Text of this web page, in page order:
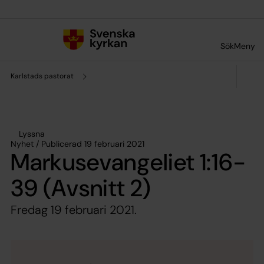
SökMeny
Karlstads pastorat
Lyssna
Nyhet / Publicerad 19 februari 2021
Markusevangeliet 1:16-
39 (Avsnitt 2)
Fredag 19 februari 2021.